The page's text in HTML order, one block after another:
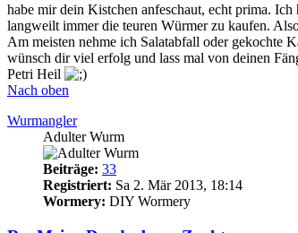
habe mir dein Kistchen anfeschaut, echt prima.
langweilt immer die teuren Würmer zu kaufen.
Am meisten nehme ich Salatabfall oder gekochte
wünsch dir viel erfolg und lass mal von deinen
Petri Heil
Nach oben
Wurmangler
Adulter Wurm
Beiträge: 33
Registriert: Sa 2. Mär 2013, 18:14
Wormery: DIY Wormery